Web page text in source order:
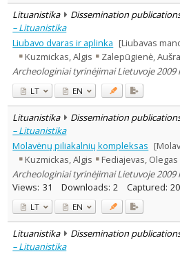
Subject
Journal
Lituanistika Dissemination
– Lituanistika
Liubavo dvaras ir aplinka [Liubavas
Kuzmickas, Algis
Zalepūgienė, Aušra
Archeologiniai tyrinėjimai Lietuvoje 2009
LT EN
Lituanistika Dissemination
– Lituanistika
Molavėnų piliakalnių kompleksas
Kuzmickas, Algis
Fediajevas, Olegas
Archeologiniai tyrinėjimai Lietuvoje 2009
Views: 31 Downloads: 2 Captured:
LT EN
Lituanistika Dissemination
– Lituanistika